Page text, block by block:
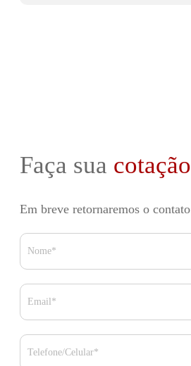
Faça sua cotação
Em breve retornaremos o contato
Nome*
Email*
Telefone/Celular*